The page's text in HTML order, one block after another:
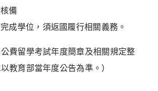
備
成學位，須返國履行相關義務。
公費留學考試年度簡章及相關規定整
教育部當年度公告為準。）